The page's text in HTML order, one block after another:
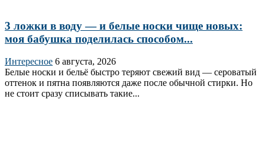
3 ложки в воду — и белые носки чище новых:
моя бабушка поделилась способом...
Интересное 6 августа, 2026
Белые носки и бельё быстро теряют свежий вид — сероватый
оттенок и пятна появляются даже после обычной стирки. Но
не стоит сразу списывать такие...